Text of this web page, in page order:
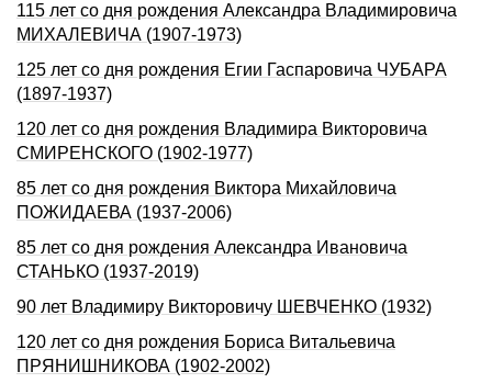
115 лет со дня рождения Александра Владимировича
МИХАЛЕВИЧА (1907-1973)
125 лет со дня рождения Егии Гаспаровича ЧУБАРА
(1897-1937)
120 лет со дня рождения Владимира Викторовича
СМИРЕНСКОГО (1902-1977)
85 лет со дня рождения Виктора Михайловича
ПОЖИДАЕВА (1937-2006)
85 лет со дня рождения Александра Ивановича
СТАНЬКО (1937-2019)
90 лет Владимиру Викторовичу ШЕВЧЕНКО (1932)
120 лет со дня рождения Бориса Витальевича
ПРЯНИШНИКОВА (1902-2002)